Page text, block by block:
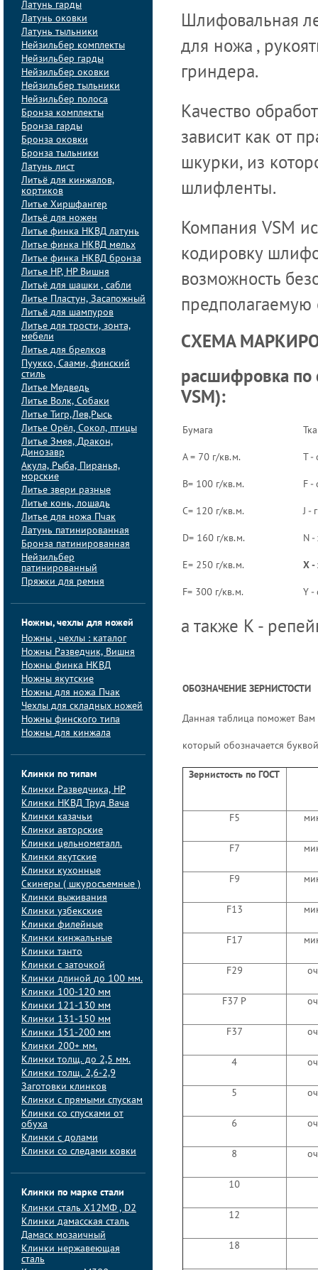
Латунь гарды
Латунь оковки
Латунь тыльники
Нейзильбер комплекты
Нейзильбер гарды
Нейзильбер оковки
Нейзильбер тыльники
Нейзильбер полоса
Бронза комплекты
Бронза гарды
Бронза оковки
Бронза тыльники
Латунь лист
Литьё для кинжалов,
кортиков
Литье Хиршфангер
Литьё для ножен
Литье финка НКВД латунь
Литье финка НКВД мельх
Литье финка НКВД бронза
Литье НР, НР Вишня
Литьё для шашки , сабли
Литье Пластун, Засапожный
Литьё для шампуров
Литье для трости, зонта,
мебели
Литье для брелков
Пуукко, Саами, финский
стиль
Литье Медведь
Литье Волк, Собаки
Литье Тигр,Лев,Рысь
Литье Орёл, Сокол, птицы
Литье Змея, Дракон,
Динозавр
Акула, Рыба, Пиранья,
морские
Литье звери разные
Литье конь, лошадь
Литье для ножа Пчак
Латунь патинированная
Бронза патинированная
Нейзильбер
патинированный
Пряжки для ремня
Ножны, чехлы для ножей
Ножны , чехлы : каталог
Ножны Разведчик, Вишня
Ножны финка НКВД
Ножны якутские
Ножны для ножа Пчак
Чехлы для складных ножей
Ножны финского типа
Ножны для кинжала
Клинки по типам
Клинки Pазведчика, НP
Клинки НКВД Труд Вача
Клинки казачьи
Клинки авторские
Клинки цельнометалл.
Клинки якутские
Клинки кухонные
Скинеры ( шкуросъемные )
Клинки выживания
Клинки узбекские
Клинки филейные
Клинки кинжальные
Клинки танто
Клинки с заточкой
Клинки длиной до 100 мм.
Клинки 100-120 мм
Клинки 121-130 мм
Клинки 131-150 мм
Клинки 151-200 мм
Клинки 200+ мм.
Клинки толщ. до 2,5 мм.
Клинки толщ. 2,6-2,9
Заготовки клинков
Клинки с прямыми спускам
Клинки со спусками от
обуха
Клинки с долами
Клинки со следами ковки
Клинки по марке стали
Клинки сталь Х12МФ , D2
Клинки дамасская сталь
Дамаск мозаичный
Клинки нержавеющая
сталь
Шлифовальная
для ножа ,
гриндера.
Качество
зависит как от
шкурки, из
шлифленты.
Компания VSM
кодировку
возможность
предполагаемую
СХЕМА
расшифровка по
VSM):
Бумага
A = 70 г/кв.м.
B= 100 г/кв.м.
C= 120 г/кв.м.
D= 160 г/кв.м.
E= 250 г/кв.м.
F= 300 г/кв.м.
T
F -
J -
N -
X -
Y -
а также К -
ОБОЗНАЧЕНИЕ ЗЕРНИСТОСТИ
Данная таблица поможет Вам
который обозначается
Зернистость по ГОСТ
F5
F7
F9
F13
F17
F29
F37 P
F37
4
5
6
8
10
12
18